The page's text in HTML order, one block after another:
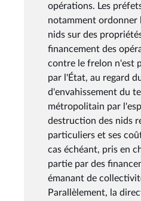
opérations. Les
notamment ordonner
nids sur des
financement des
contre le frelon n'est
par l'État, au regard
d'envahissement du
métropolitain par
destruction des nids
particuliers et ses
cas échéant, pris en
partie par des
émanant de
Parallèlement, la